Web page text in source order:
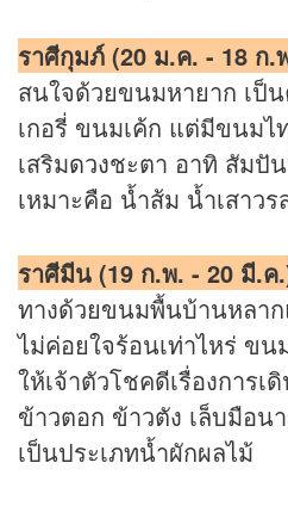
ราศีกุมภ์ (20 ม.ค. - 18 ก.
สนใจด้วยขนมหายาก เป็
เกอรี่ ขนมเค้ก แต่มีขนมไ
เสริมดวงชะตา อาทิ สัมปั
เหมาะคือ น้ำส้ม น้ำเสาว
ราศีมีน (19 ก.พ. - 20 มี.ค
ทางด้วยขนมพื้นบ้านหลา
ไม่ค่อยใจร้อนเท่าไหร่ ข
ให้เจ้าตัวโชคดีเรื่องการเ
ข้าวตอก ข้าวตัง เล็บมือน
เป็นประเภทน้ำผักผลไม้